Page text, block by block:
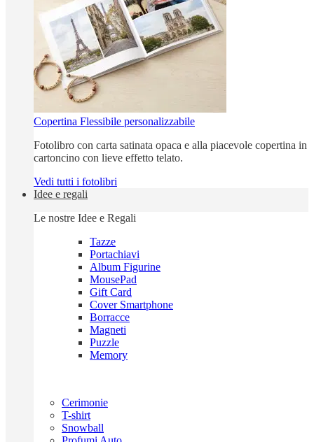
Copertina Flessibile personalizzabile
Fotolibro con carta satinata opaca e alla piacevole copertina in
cartoncino con lieve effetto telato.
Vedi tutti i fotolibri
Idee e regali
Le nostre Idee e Regali
Tazze
Portachiavi
Album Figurine
MousePad
Gift Card
Cover Smartphone
Borracce
Magneti
Puzzle
Memory
Cerimonie
T-shirt
Snowball